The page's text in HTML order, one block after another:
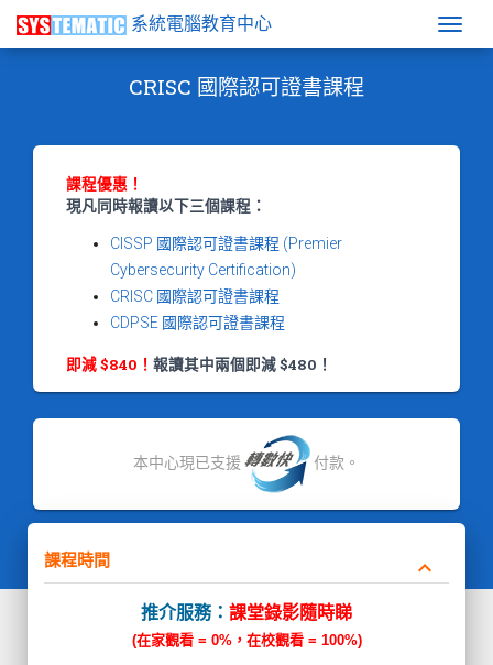
系統電腦教育中心
CRISC 國際認可證書課程
課程優惠！
現凡同時報讀以下三個課程：
CISSP 國際認可證書課程 (Premier
Cybersecurity Certification)
CRISC 國際認可證書課程
CDPSE 國際認可證書課程
即減 $840！ 報讀其中兩個即減 $480！
本中心現已支援 付款。
課程時間 keyboard_arrow_down
推介服務： 課堂錄影隨時睇
(在家觀看 = 0%，在校觀看 = 100%)